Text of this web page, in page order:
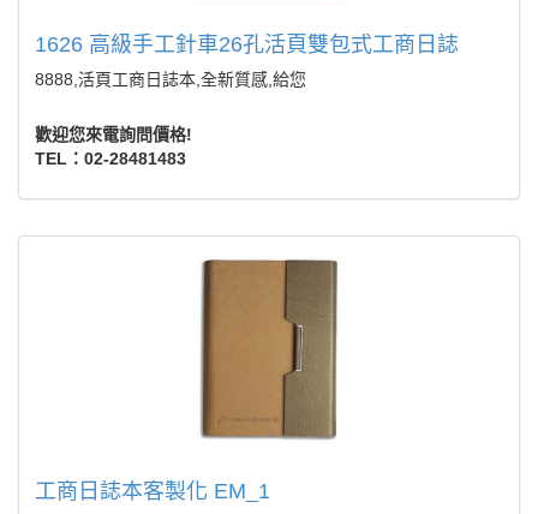
1626 高級手工針車26孔活頁雙包式工商日誌
8888,活頁工商日誌本,全新質感,給您
歡迎您來電詢問價格!
TEL：02-28481483
工商日誌本客製化 EM_1